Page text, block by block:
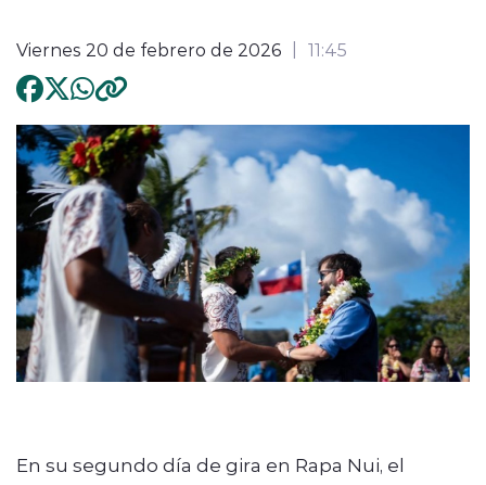
Viernes 20 de febrero de 2026 11:45
En su segundo día de gira en Rapa Nui, el